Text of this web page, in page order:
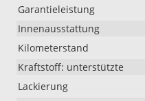
Garantieleistung
Innenausstattung
Kilometerstand
Kraftstoff: unterstützte
Lackierung